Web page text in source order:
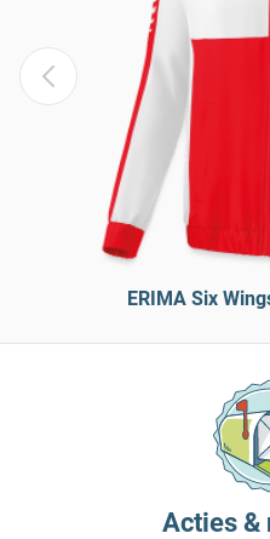
ERIMA Six
Acties &